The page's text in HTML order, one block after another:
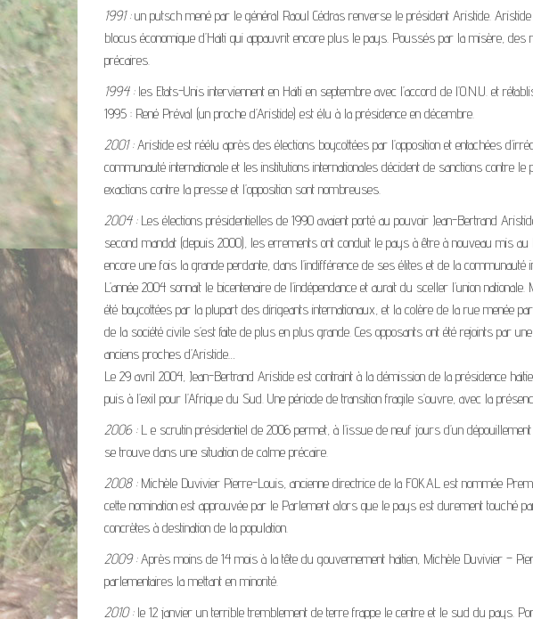
1991 :un putsch mené par le général Raoul Cédras renverse le président Aristide.
blocus économique d’Haïti qui appauvrit encore plus le pays. Poussés par la misère,
précaires.
1994 :les Etats-Unis interviennent en Haïti en septembre avec l’accord de l’O.N.U. et
1995 : René Préval (un proche d’Aristide) est élu à la présidence en décembre.
2001 :Aristide est réélu après des élections boycottées par l’opposition et entachées
communauté internationale et les institutions internationales décident de sanctions contre
exactions contre la presse et l’opposition sont nombreuses.
2004 :Les élections présidentielles de 1990 avaient porté au pouvoir Jean-Bertrand
second mandat (depuis 2000), les errements ont conduit le pays à être à nouveau mis au
encore une fois la grande perdante, dans l’indifférence de ses élites et de la communauté
L’année 2004 sonnait le bicentenaire de l’indépendance et aurait du sceller l’union
été boycottées par la plupart des dirigeants internationaux, et la colère de la rue menée
de la société civile s’est faite de plus en plus grande. Ces opposants ont été rejoints par
anciens proches d’Aristide…
Le 29 avril 2004, Jean-Bertrand Aristide est contraint à la démission de la présidence
puis à l’exil pour l’Afrique du Sud. Une période de transition fragile s’ouvre, avec la
2006 :L e scrutin présidentiel de 2006 permet, à l’issue de neuf jours d’un
se trouve dans une situation de calme précaire.
2008 :Michèle Duvivier Pierre-Louis, ancienne directrice de la FOKAL est nommée
cette nomination est approuvée par le Parlement alors que le pays est durement touché
concrètes à destination de la population.
2009 :Après moins de 14 mois à la tête du gouvernement haïtien, Michèle Duvivier –
parlementaires la mettant en minorité.
2010 :le 12 janvier un terrible tremblement de terre frappe le centre et le sud du pays.